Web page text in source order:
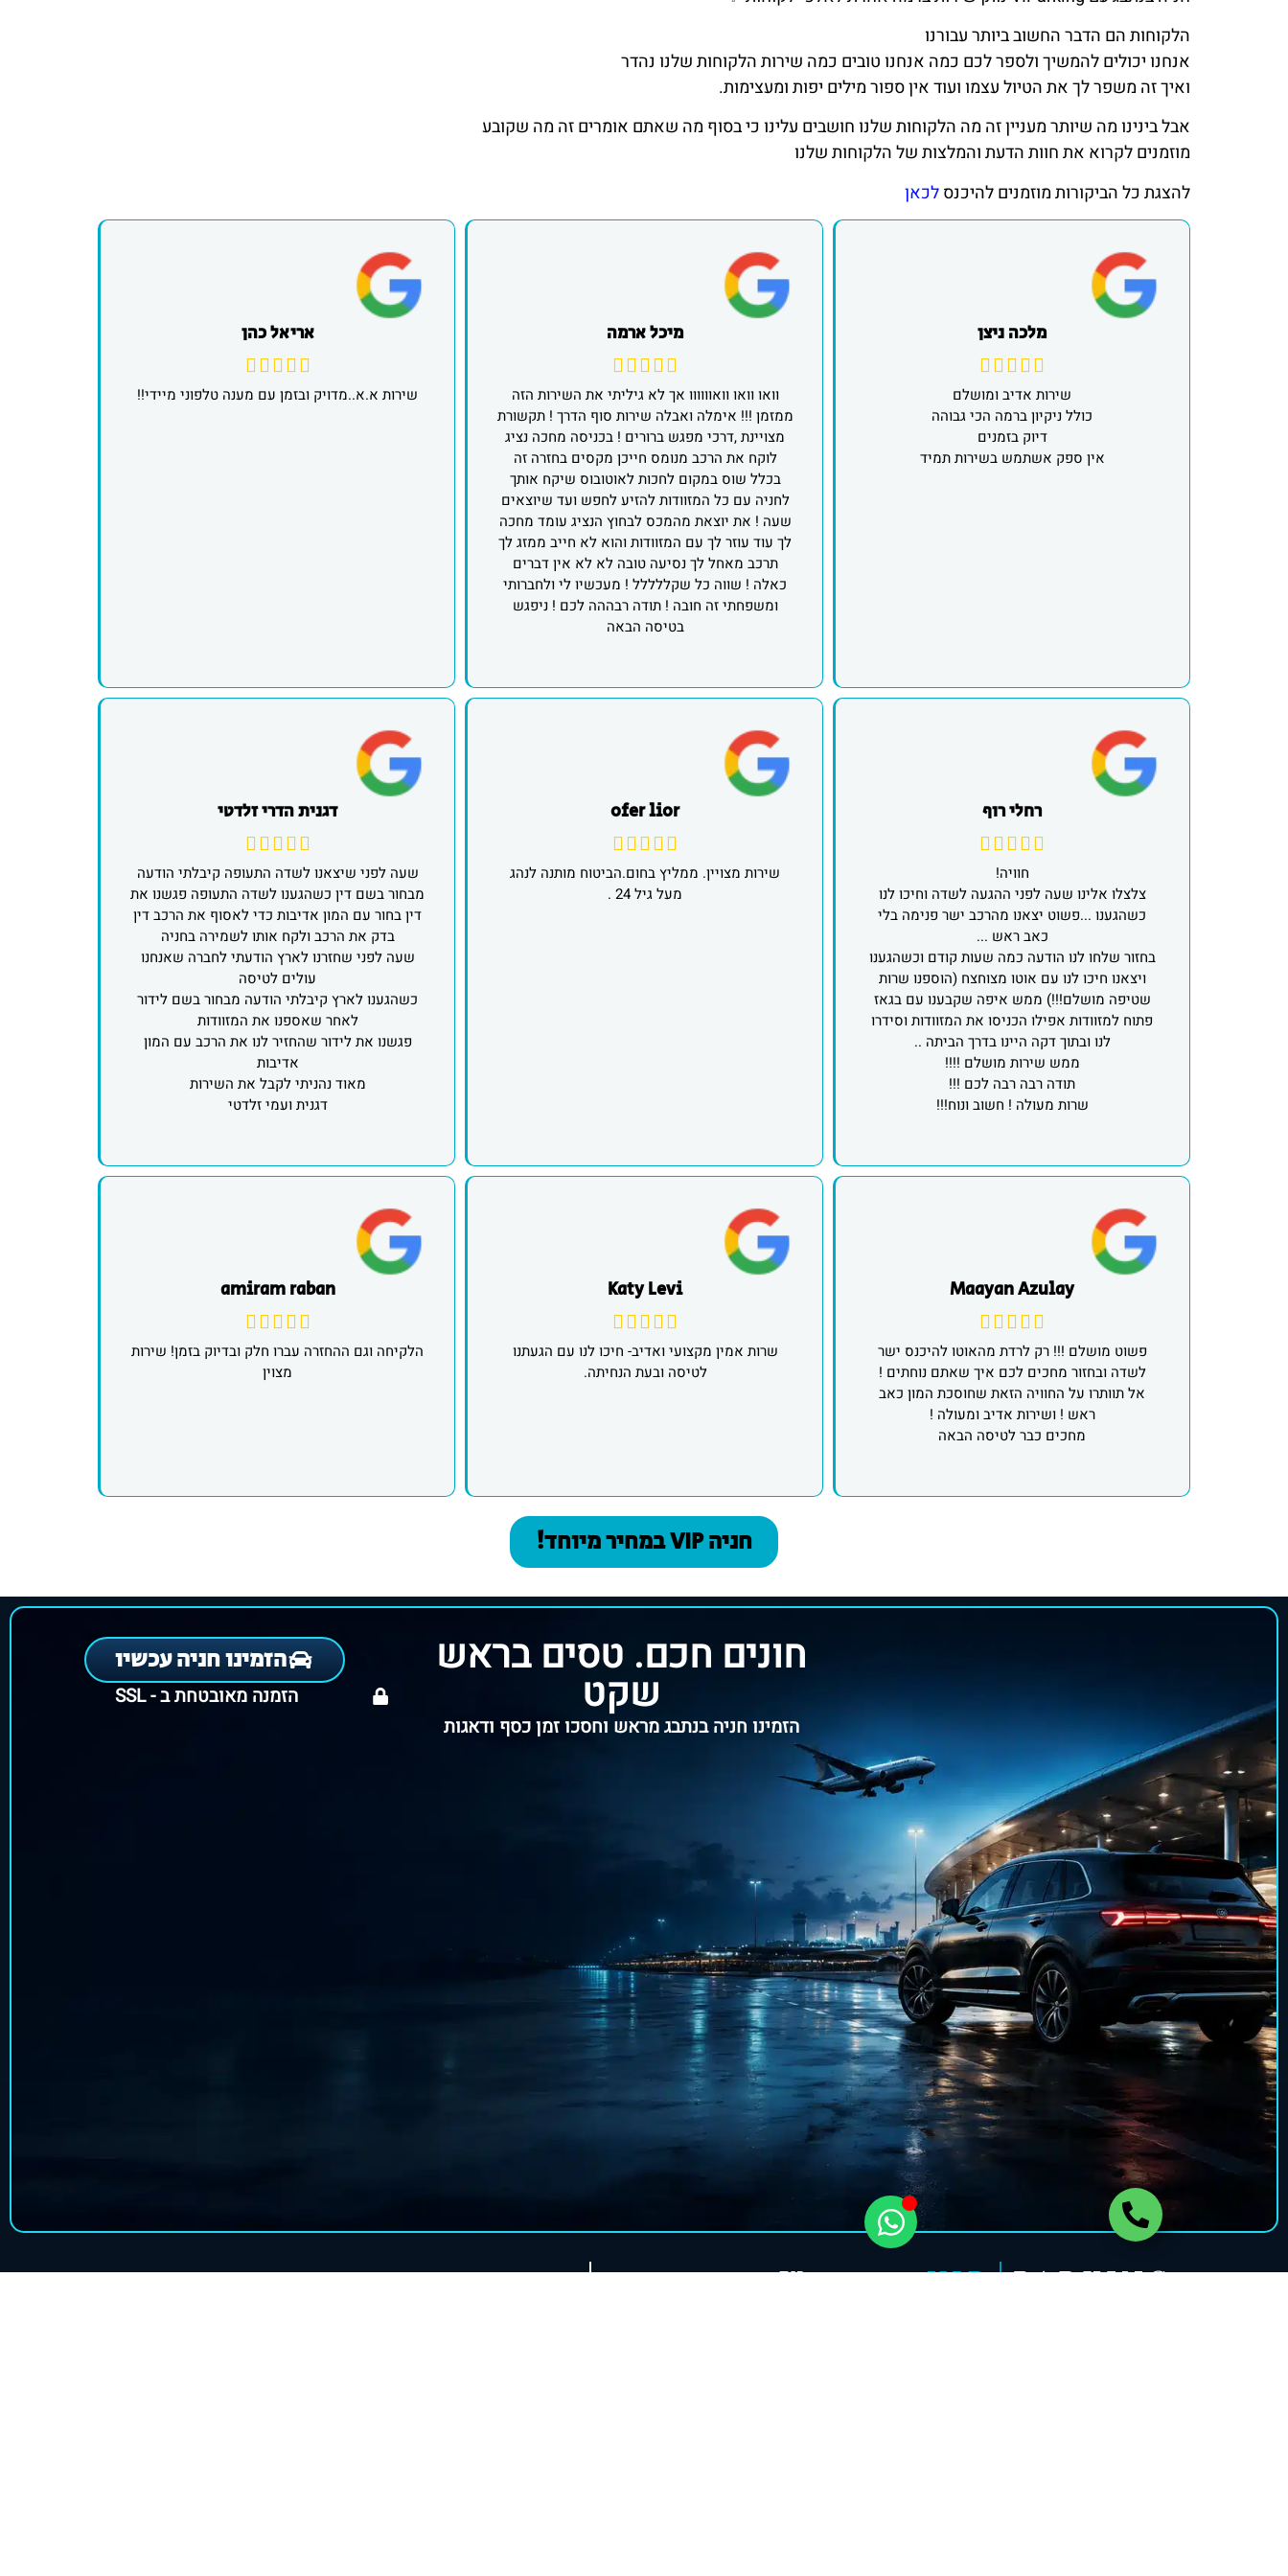
הלקוחות הם הדבר החשוב ביותר עבורנו
אנחנו יכולים להמשיך ולספר לכם כמה אנחנו טובים כמה שירות הלקוחות שלנו נהדר
ואיך זה משפר לך את הטיול עצמו ועוד אין ספור מילים יפות ומעצימות.
אבל בינינו מה שיותר מעניין זה מה הלקוחות שלנו חושבים עלינו כי בסוף מה שאתם אומרים זה מה שקובע
מוזמנים לקרוא את חוות הדעת והמלצות של הלקוחות שלנו
להצגת כל הביקורות מוזמנים להיכנסלכאן
מלכה ניצן
שירות אדיב ומושלם
כולל ניקיון ברמה הכי גבוהה
דיוק בזמנים
אין ספק אשתמש בשירות תמיד
מיכל ארמה
וואו וואו וואוווווו אך לא גיליתי את השירות הזה
ממזמן !!! אימלה ואבלה שירות סוף הדרך ! תקשורת
מצויינת ,דרכי מפגש ברורים ! בכניסה מחכה נציג
לוקח את הרכב מנומס חייכן מקסים בחזרה זה
בכלל שוס במקום לחכות לאוטובוס שיקח אותך
לחניה עם כל המזוודות להזיע לחפש ועד שיוצאים
שעה ! את יוצאת מהמכס לבחוץ הנציג עומד מחכה
לך עוד עוזר לך עם המזוודות והוא לא חייב ממזג לך
תרכב מאחל לך נסיעה טובה לא לא אין דברים
כאלה ! שווה כל שקללללל ! מעכשיו לי ולחברותי
ומשפחתי זה חובה ! תודה רבההה לכם ! ניפגש
בטיסה הבאה
אריאל כהן
שירות א.א..מדויק ובזמן עם מענה טלפוני מיידי!!
רחלי רוף
חוויה!
צלצלו אלינו שעה לפני ההגעה לשדה וחיכו לנו
כשהגענו ...פשוט יצאנו מהרכב ישר פנימה בלי
כאב ראש ...
בחזור שלחו לנו הודעה כמה שעות קודם וכשהגענו
ויצאנו חיכו לנו עם אוטו מצוחצח (הוספנו שרות
שטיפה מושלם!!!) ממש איפה שקבענו עם בגאז
פתוח למזוודות אפילו הכניסו את המזוודות וסידרו
לנו ובתוך דקה היינו בדרך הביתה ..
ממש שירות מושלם !!!!
תודה רבה רבה לכם !!!
שרות מעולה ! חשוב ונוח!!!
ofer lior
שירות מצויין. ממליץ בחום.הביטוח מותנה לנהג
מעל גיל 24 .
דגנית הדרי זלדטי
שעה לפני שיצאנו לשדה התעופה קיבלתי הודעה
מבחור בשם דין כשהגענו לשדה התעופה פגשנו את
דין בחור עם המון אדיבות כדי לאסוף את הרכב דין
בדק את הרכב ולקח אותו לשמירה בחניה
שעה לפני שחזרנו לארץ הודעתי לחברה שאנחנו
עולים לטיסה
כשהגענו לארץ קיבלתי הודעה מבחור בשם לידור
לאחר שאספנו את המזוודות
פגשנו את לידור שהחזיר לנו את הרכב עם המון
אדיבות
מאוד נהניתי לקבל את השירות
דגנית ועמי זלדטי
Maayan Azulay
פשוט מושלם !!! רק לרדת מהאוטו להיכנס ישר
לשדה ובחזור מחכים לכם איך שאתם נוחתים !
אל תוותרו על החוויה הזאת שחוסכת המון כאב
ראש ! ושירות אדיב ומעולה !
מחכים כבר לטיסה הבאה
Katy Levi
שרות אמין מקצועי ואדיב- חיכו לנו עם הגעתנו
לטיסה ובעת הנחיתה.
amiram raban
הלקיחה וגם ההחזרה עברו חלק ובדיוק בזמן! שירות
מצוין
חניה VIP במחיר מיוחד!
חונים חכם. טסים בראש
שקט
הזמינו חניה בנתבג מראש וחסכו זמן כסף ודאגות
הזמינו חניה עכשיו
הזמנה מאובטחת ב - SSL
בית
צור קשר עכשיו